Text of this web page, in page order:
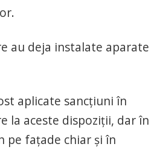
au deja instalate aparate
aplicate sancțiuni în
la aceste dispoziții, dar în
pe fațade chiar și în